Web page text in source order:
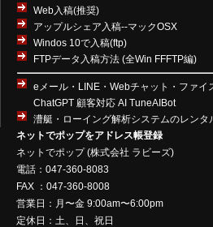
Web入稿(推奨)
アップルシェア入稿--マックOSX
Windos 10で入稿(ftp)
FTPデータ入稿方法 (全Win FFFTP編)
eメール・LINE・Webチャット・ファイ
ChatGPT 顧客対応 AI TuneAIBot
漕艇・ローイング解析システムのレンタ
ネットでポップをアドレス帳登録
ネットでポップ(株式会社 ラビーズ)
電話：047-360-8083
FAX ：047-360-8008
営業日：月〜金 9:00am〜6:00pm
定休日：土、日、祝日